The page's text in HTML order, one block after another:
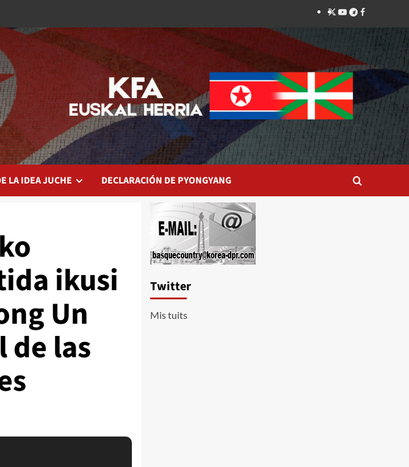
Twitter
YouTube
Telegram
Facebook
LA IDEA JUCHE DECLARACIÓN DE PYONGYANG
ikusi
Un
las
Twitter
Mis tuits